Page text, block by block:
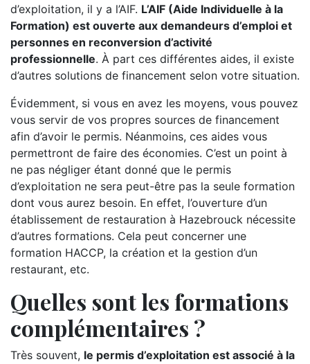
d’exploitation, il y a l’AIF. L’AIF (Aide Individuelle à la
Formation) est ouverte aux demandeurs d’emploi et
personnes en reconversion d’activité
professionnelle. À part ces différentes aides, il existe
d’autres solutions de financement selon votre situation.
Évidemment, si vous en avez les moyens, vous pouvez
vous servir de vos propres sources de financement
afin d’avoir le permis. Néanmoins, ces aides vous
permettront de faire des économies. C’est un point à
ne pas négliger étant donné que le permis
d’exploitation ne sera peut-être pas la seule formation
dont vous aurez besoin. En effet, l’ouverture d’un
établissement de restauration à Hazebrouck nécessite
d’autres formations. Cela peut concerner une
formation HACCP, la création et la gestion d’un
restaurant, etc.
Quelles sont les formations
complémentaires ?
Très souvent, le permis d’exploitation est associé à la